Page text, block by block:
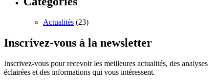
Actualités (23)
Inscrivez-vous à la newsletter
Inscrivez-vous pour recevoir les meilleures actualités, des analyses
éclairées et des informations qui vous intéressent.